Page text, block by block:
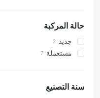
حالة المركبة
جديد
مستعملة
سنة التصنيع